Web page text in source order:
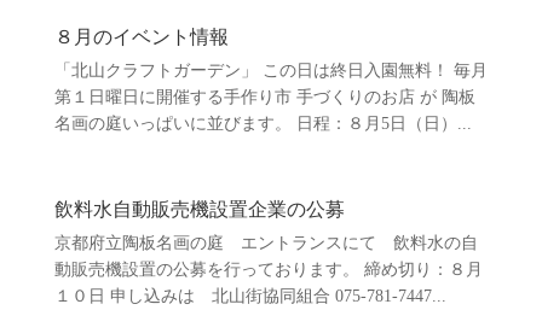
８月のイベント情報
「北山クラフトガーデン」 この日は終日入園無料！ 毎月
第１日曜日に開催する手作り市 手づくりのお店 が 陶板
名画の庭いっぱいに並びます。 日程：８月5日（日）...
飲料水自動販売機設置企業の公募
京都府立陶板名画の庭 エントランスにて 飲料水の自
動販売機設置の公募を行っております。 締め切り：８月
１０日 申し込みは 北山街協同組合 075-781-7447...